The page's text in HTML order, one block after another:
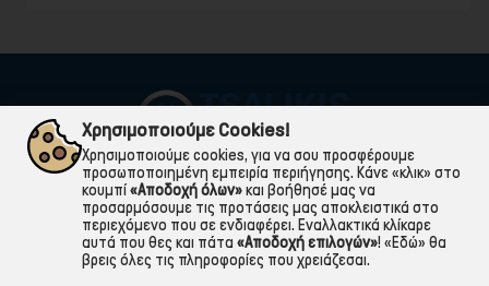
ΠΛΗΡΟΦΟΡΙΕΣ
Χρησιμοποιούμε Cookies!
Χρησιμοποιούμε cookies, για να σου προσφέρουμε
προσωποποιημένη εμπειρία περιήγησης. Κάνε «κλικ» στο
κουμπί«Αποδοχή όλων»και βοήθησέ μας να
προσαρμόσουμε τις προτάσεις μας αποκλειστικά στο
περιεχόμενο που σε ενδιαφέρει. Εναλλακτικά κλίκαρε
αυτά που θες και πάτα «Αποδοχή επιλογών»! «Εδώ» θα
βρεις όλες τις πληροφορίες που χρειάζεσαι.